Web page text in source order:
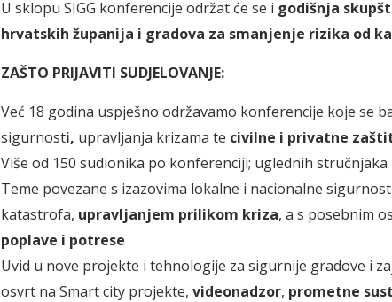
U sklopu SIGG konferencije održat će se i godišnja
hrvatskih županija i gradova za smanjenje rizika od
ZAŠTO PRIJAVITI SUDJELOVANJE:
Već 18 godina uspješno održavamo konferencije koje se
sigurnosti, upravljanja krizama te civilne i privatne
Više od 150 sudionika po konferenciji; uglednih
Teme povezane s izazovima lokalne i nacionalne
katastrofa, upravljanjem prilikom kriza, a s posebnim
poplave i potrese
Uvid u nove projekte i tehnologije za sigurnije gradove i
osvrt na Smart city projekte, videonadzor, prometne